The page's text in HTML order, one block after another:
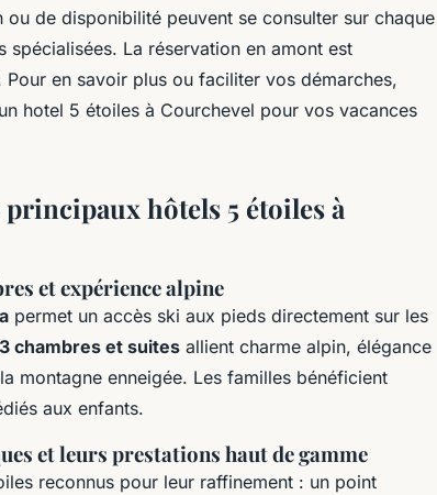
de disponibilité peuvent se consulter sur chaque
La réservation en amont est
en savoir plus ou faciliter vos démarches,
hotel 5 étoiles à Courchevel pour vos vacances
hôtels 5 étoiles à
et expérience alpine
permet un accès ski aux pieds directement sur les
chambres et suites allient charme alpin, élégance
montagne enneigée. Les familles bénéficient
aux enfants.
et leurs prestations haut de gamme
reconnus pour leur raffinement : un point